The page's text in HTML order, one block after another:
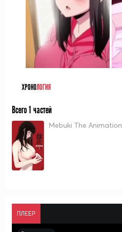
ХРОНОЛОГИЯ
Всего 1 частей
Mebuki The Animation
ПЛЕЕР